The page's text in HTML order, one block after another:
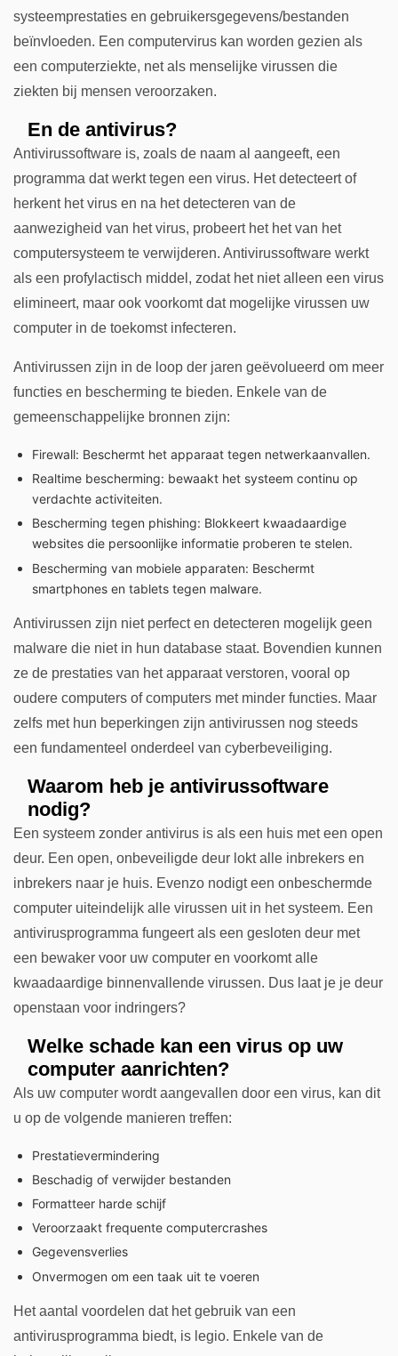
systeemprestaties en gebruikersgegevens/bestanden
beïnvloeden. Een computervirus kan worden gezien als
een computerziekte, net als menselijke virussen die
ziekten bij mensen veroorzaken.
En de antivirus?
Antivirussoftware is, zoals de naam al aangeeft, een
programma dat werkt tegen een virus. Het detecteert of
herkent het virus en na het detecteren van de
aanwezigheid van het virus, probeert het het van het
computersysteem te verwijderen. Antivirussoftware werkt
als een profylactisch middel, zodat het niet alleen een virus
elimineert, maar ook voorkomt dat mogelijke virussen uw
computer in de toekomst infecteren.
Antivirussen zijn in de loop der jaren geëvolueerd om meer
functies en bescherming te bieden. Enkele van de
gemeenschappelijke bronnen zijn:
Firewall: Beschermt het apparaat tegen netwerkaanvallen.
Realtime bescherming: bewaakt het systeem continu op
verdachte activiteiten.
Bescherming tegen phishing: Blokkeert kwaadaardige
websites die persoonlijke informatie proberen te stelen.
Bescherming van mobiele apparaten: Beschermt
smartphones en tablets tegen malware.
Antivirussen zijn niet perfect en detecteren mogelijk geen
malware die niet in hun database staat. Bovendien kunnen
ze de prestaties van het apparaat verstoren, vooral op
oudere computers of computers met minder functies. Maar
zelfs met hun beperkingen zijn antivirussen nog steeds
een fundamenteel onderdeel van cyberbeveiliging.
Waarom heb je antivirussoftware
nodig?
Een systeem zonder antivirus is als een huis met een open
deur. Een open, onbeveiligde deur lokt alle inbrekers en
inbrekers naar je huis. Evenzo nodigt een onbeschermde
computer uiteindelijk alle virussen uit in het systeem. Een
antivirusprogramma fungeert als een gesloten deur met
een bewaker voor uw computer en voorkomt alle
kwaadaardige binnenvallende virussen. Dus laat je je deur
openstaan voor indringers?
Welke schade kan een virus op uw
computer aanrichten?
Als uw computer wordt aangevallen door een virus, kan dit
u op de volgende manieren treffen:
Prestatievermindering
Beschadig of verwijder bestanden
Formatteer harde schijf
Veroorzaakt frequente computercrashes
Gegevensverlies
Onvermogen om een taak uit te voeren
Het aantal voordelen dat het gebruik van een
antivirusprogramma biedt, is legio. Enkele van de